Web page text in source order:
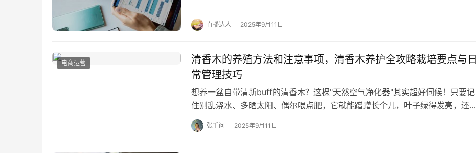
直播达人 2025年9月11日
电商运营
清香木的养殖方法和注意事项，清香木养护全攻略栽培要点与日
常管理技巧
想养一盆自带清新buff的清香木？这棵"天然空气净化器"其实超好伺候！只要记
住别乱浇水、多晒太阳、偶尔喂点肥，它就能蹭蹭长个儿，叶子绿得发亮，还能
帮你赶走蚊虫呢~ 选盆配土有讲究 …
张千问 2025年9月11日